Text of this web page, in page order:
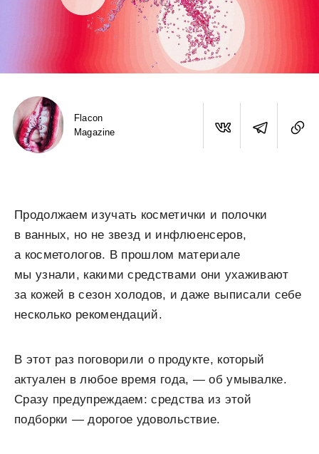
Flacon
Magazine
Продолжаем изучать косметички и полочки
в ванных, но не звезд и инфлюенсеров,
а косметологов. В прошлом материале
мы узнали, какими средствами они ухаживают
за кожей в сезон холодов, и даже выписали себе
несколько рекомендаций.
В этот раз поговорили о продукте, который
актуален в любое время года, — об умывалке.
Сразу предупреждаем: средства из этой
подборки — дорогое удовольствие.